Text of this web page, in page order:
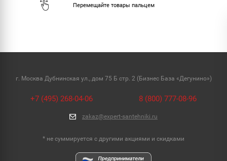
г. Москва Дубнинская ул., дом 75 Б стр. 2 (Бизнес База «Дегунино»)
+7 (495) 268-04-06 8 (800) 777-08-96
zakaz@expert-santehniki.ru
* не суммируется с другими акциями и скидками